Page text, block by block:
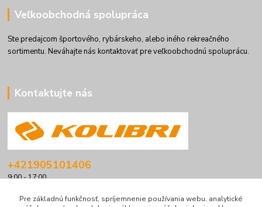
Veľkoobchodná spolupráca
Ste predajcom športového, rybárskeho, alebo iného rekreačného
sortimentu. Neváhajte nás kontaktovať pre veľkoobchodnú spoluprácu.
Kontaktujte nás
+421905101406
9:00 - 17:00
info@kolibriboats.sk
Pre základnú funkčnosť, spríjemnenie používania webu, analytické